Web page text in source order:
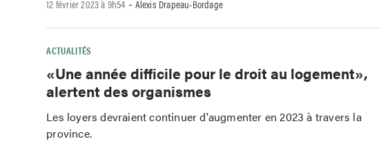
12 février 2023 à 9h54 -Alexis Drapeau-Bordage
ACTUALITÉS
«Une année difficile pour le droit au logement»,
alertent des organismes
Les loyers devraient continuer d'augmenter en 2023 à travers la
province.